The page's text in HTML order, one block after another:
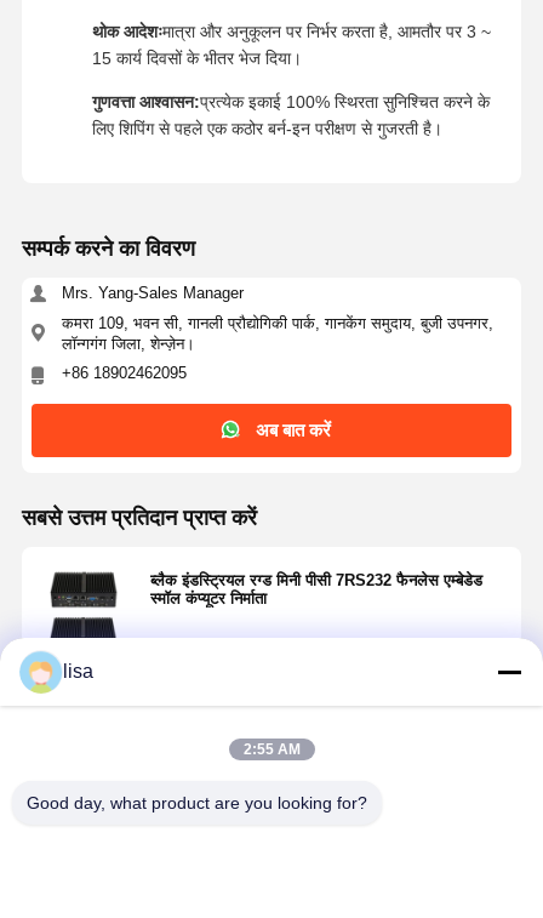
थोक आदेशःमात्रा और अनुकूलन पर निर्भर करता है, आमतौर पर 3 ~
15 कार्य दिवसों के भीतर भेज दिया।
गुणवत्ता आश्वासन:प्रत्येक इकाई 100% स्थिरता सुनिश्चित करने के
लिए शिपिंग से पहले एक कठोर बर्न-इन परीक्षण से गुजरती है।
सम्पर्क करने का विवरण
Mrs. Yang-Sales Manager
कमरा 109, भवन सी, गानली प्रौद्योगिकी पार्क, गानकेंग समुदाय, बुजी उपनगर,
लॉन्गगंग जिला, शेन्ज़ेन।
+86 18902462095
अब बात करें
सबसे उत्तम प्रतिदान प्राप्त करें
ब्लैक इंडस्ट्रियल रग्ड मिनी पीसी 7RS232 फैनलेस एम्बेडेड
स्मॉल कंप्यूटर निर्माता
जारी रखें
lisa
2:55 AM
Good day, what product are you looking for?